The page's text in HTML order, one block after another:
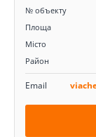
№ объекту
Площа
Місто
Район
Email